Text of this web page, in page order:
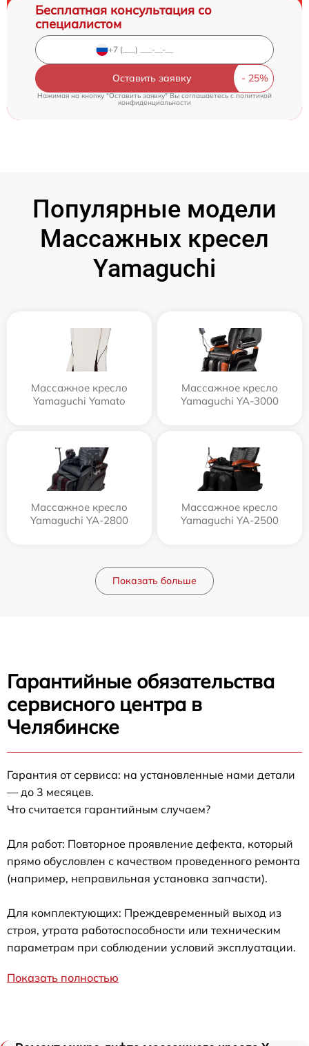
Бесплатная консультация со
специалистом
Оставить заявку
Нажимая на кнопку "Оставить заявку" Вы соглашаетесь cполитикой
конфиденциальности
Популярные модели
Массажных кресел
Yamaguchi
Массажное кресло
Yamaguchi Yamato
Массажное кресло
Yamaguchi YA-3000
Массажное кресло
Yamaguchi YA-2800
Массажное кресло
Yamaguchi YA-2500
Показать больше
Гарантийные обязательства
сервисного центра в
Челябинске
Гарантия от сервиса: на установленные нами детали
— до 3 месяцев.
Что считается гарантийным случаем?
Для работ: Повторное проявление дефекта, который
прямо обусловлен с качеством проведенного ремонта
(например, неправильная установка запчасти).
Для комплектующих: Преждевременный выход из
строя, утрата работоспособности или техническим
параметрам при соблюдении условий эксплуатации.
Показать полностью